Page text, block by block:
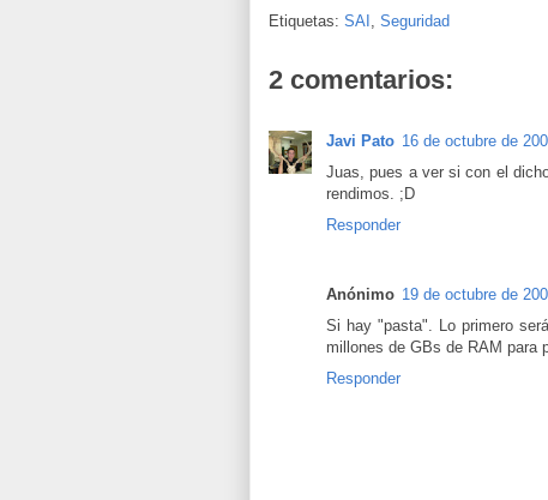
Etiquetas: SAI , Seguridad
2 comentarios:
Javi Pato 16 de octubre de
Juas, pues a ver si con el
rendimos. ;D
Responder
Anónimo 19 de octubre de
Si hay "pasta". Lo primero
millones de GBs de RAM para
Responder